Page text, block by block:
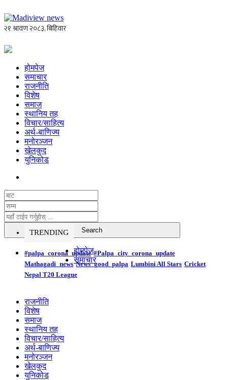
होमपेज
समाचार
राजनीति
विशेष
समाज
स्थानिय तह
विचार/साहित्य
अर्थ-बाणिज्य
मनोरञ्जन
खेलकुद
युनिकोड
TRENDING
#palpa_corona_update #Palpa_city_corona_update
Mathagadi_news News_good_palpa Lumbini All Stars Cricket
Nepal T20 League
होमपेज
समाचार
राजनीति
विशेष
समाज
स्थानिय तह
विचार/साहित्य
अर्थ-बाणिज्य
मनोरञ्जन
खेलकुद
युनिकोड